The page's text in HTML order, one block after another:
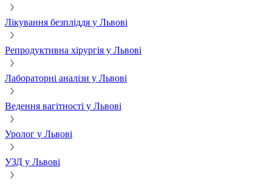
Лікування безпліддя у Львові
Репродуктивна хірургія у Львові
Лабораторні аналізи у Львові
Ведення вагітності у Львові
Уролог у Львові
УЗД у Львові